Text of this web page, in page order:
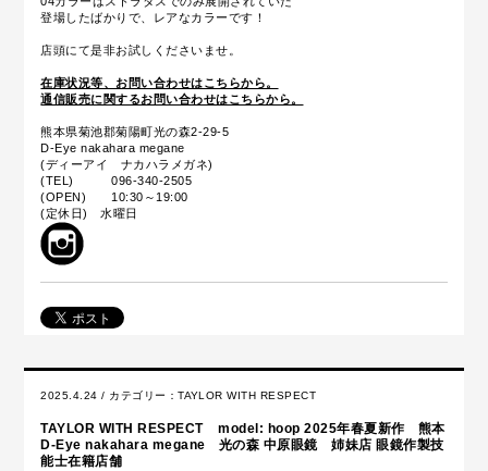
登場したばかりで、レアなカラーです！
店頭にて是非お試しくださいませ。
在庫状況等、お問い合わせはこちらから。
通信販売に関するお問い合わせはこちらから。
熊本県菊池郡菊陽町光の森2-29-5
D-Eye nakahara megane
(ディーアイ ナカハラメガネ)
(TEL) 096-340-2505
(OPEN) 10:30～19:00
(定休日) 水曜日
2025.4.24 / カテゴリー：TAYLOR WITH RESPECT
TAYLOR WITH RESPECT model: hoop 2025年春夏新作 熊本
D-Eye nakahara megane 光の森 中原眼鏡 姉妹店 眼鏡作製技
能士在籍店舗